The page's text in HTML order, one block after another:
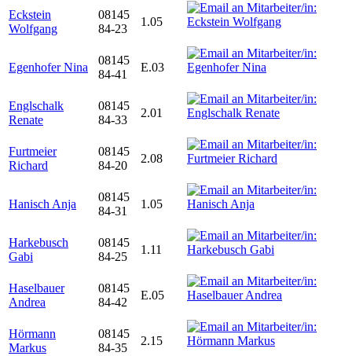
Eckstein
Wolfgang
08145
84-23
1.05
Egenhofer Nina
08145
84-41
E.03
Englschalk
Renate
08145
84-33
2.01
Furtmeier
Richard
08145
84-20
2.08
Hanisch Anja
08145
84-31
1.05
Harkebusch
Gabi
08145
84-25
1.11
Haselbauer
Andrea
08145
84-42
E.05
Hörmann
Markus
08145
84-35
2.15